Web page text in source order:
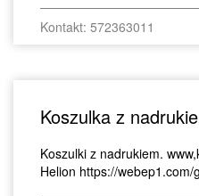
Kontakt: 572363011
Koszulka z
Koszulki z nadrukiem.
Helion https://